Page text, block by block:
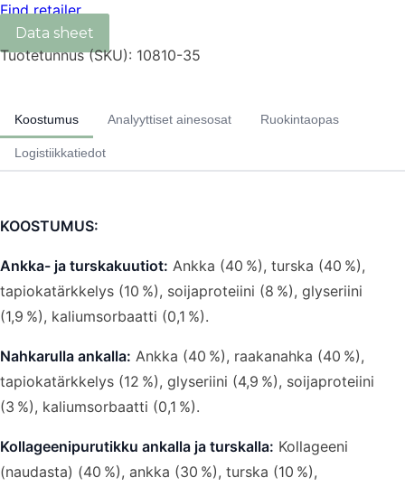
Find retailer
Tuotetunnus (SKU): 10810-35
Koostumus Analyyttiset ainesosat Ruokintaopas
Logistiikkatiedot
KOOSTUMUS:
Ankka- ja turskakuutiot: Ankka (40 %), turska (40 %),
tapiokatärkkelys (10 %), soijaproteiini (8 %), glyseriini
(1,9 %), kaliumsorbaatti (0,1 %).
Nahkarulla ankalla: Ankka (40 %), raakanahka (40 %),
tapiokatärkkelys (12 %), glyseriini (4,9 %), soijaproteiini
(3 %), kaliumsorbaatti (0,1 %).
Kollageenipurutikku ankalla ja turskalla: Kollageeni
(naudasta) (40 %), ankka (30 %), turska (10 %),